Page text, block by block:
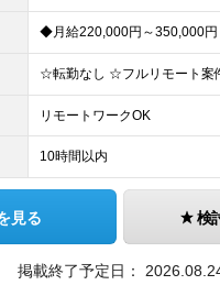
リモートワークOK
10時間以内
見る 検
掲載終了予定日：